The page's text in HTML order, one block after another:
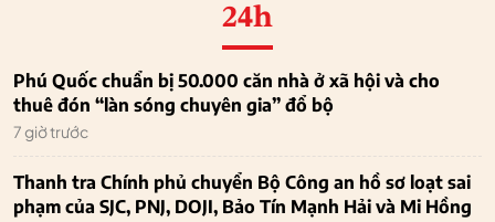
24h
Phú Quốc chuẩn bị 50.000 căn nhà ở xã hội và cho
thuê đón “làn sóng chuyên gia” đổ bộ
7 giờ trước
Thanh tra Chính phủ chuyển Bộ Công an hồ sơ loạt sai
phạm của SJC, PNJ, DOJI, Bảo Tín Mạnh Hải và Mi Hồng